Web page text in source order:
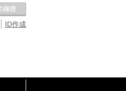
ID作成
温泉